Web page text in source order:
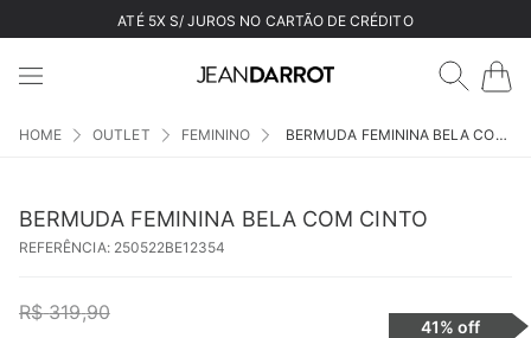
ATÉ 5X S/ JUROS NO CARTÃO DE CRÉDITO
OUTLET FEMININO BERMUDA FEMININA BELA COM CINTO
BERMUDA FEMININA BELA COM CINTO
REFERÊNCIA: 250522BE12354
R$ 319,90
41% off